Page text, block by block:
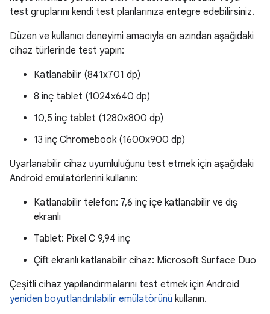
test gruplarını kendi test planlarınıza entegre edebilirsiniz.
Düzen ve kullanıcı deneyimi amacıyla en azından aşağıdaki
cihaz türlerinde test yapın:
Katlanabilir (841x701 dp)
8 inç tablet (1024x640 dp)
10,5 inç tablet (1280x800 dp)
13 inç Chromebook (1600x900 dp)
Uyarlanabilir cihaz uyumluluğunu test etmek için aşağıdaki
Android emülatörlerini kullanın:
Katlanabilir telefon: 7,6 inç içe katlanabilir ve dış
ekranlı
Tablet: Pixel C 9,94 inç
Çift ekranlı katlanabilir cihaz: Microsoft Surface Duo
Çeşitli cihaz yapılandırmalarını test etmek için Android
yeniden boyutlandırılabilir emülatörünü kullanın.